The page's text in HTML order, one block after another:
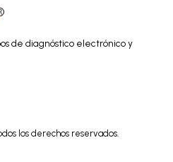
de diagnóstico electrónico y
los derechos reservados.